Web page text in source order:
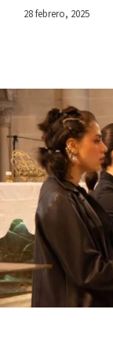
28 febrero, 2025